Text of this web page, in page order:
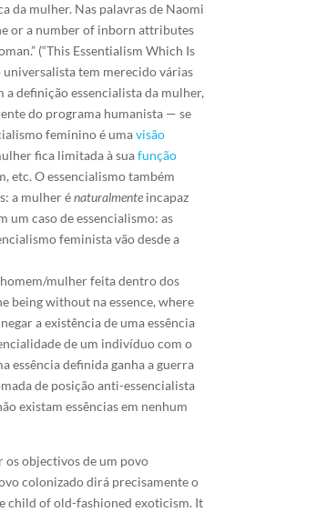
da mulher. Nas palavras de Naomi
or a number of inborn attributes
(“This Essentialism Which Is
universalista tem merecido várias
definição essencialista da mulher,
do programa humanista — se
feminino é umavisão
fica limitada à suafunção
etc. O essencialismo também
a mulher énaturalmente incapaz
um caso de essencialismo: as
feminista vão desde a
mulher feita dentro dos
being without na essence, where
a existência de uma essência
de um indivíduo com o
essência definida ganha a guerra
de posição anti-essencialista
existam essências em nenhum
os objectivos de um povo
colonizado dirá precisamente o
child of old-fashioned exoticism. It